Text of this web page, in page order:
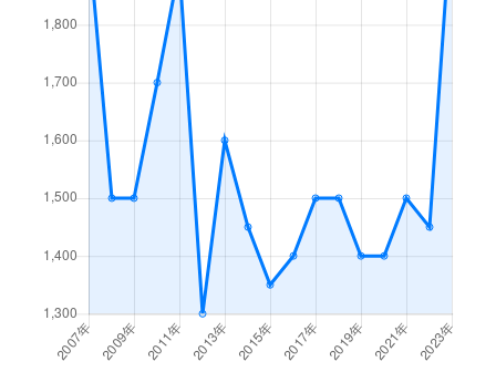
狭山台
徒歩
狭山台
徒歩
狭山台
2,900万円
徒歩
狭山台
3,200万円
2,900万円 狭山市
3,500万円
大字下奥富
2,500万円 新狭山
徒歩